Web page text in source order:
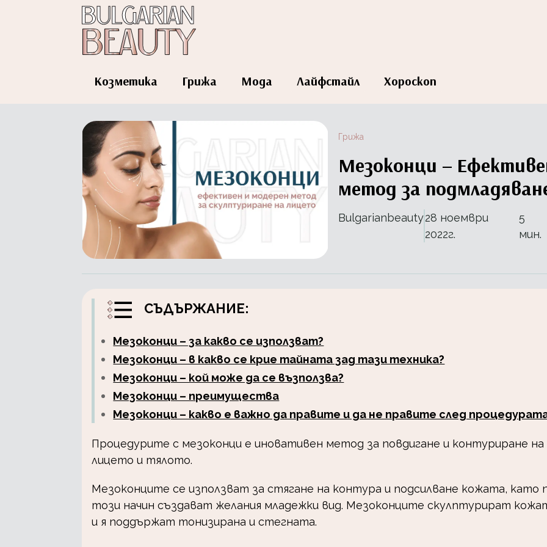
Козметика Грижа Мода Лайфстайл Хороскоп
Грижа
Мезоконци –
метод за
Bulgarianbeauty28 ноември
2022г.
5
мин.
СЪДЪРЖАНИЕ:
Мезоконци – за какво се използват?
Мезоконци – в какво се крие тайната зад тази техника?
Мезоконци – кой може да се възползва?
Мезоконци – преимущества
Мезоконци – какво е важно да правите и да не правите след
Процедурите с мезоконци е иновативен метод за повдигане и контуриране на
лицето и тялото.
Мезоконците се използват за стягане на контура и подсилване кожата, като
този начин създават желания младежки вид. Мезоконците скулптурират
и я поддържат тонизирана и стегната.